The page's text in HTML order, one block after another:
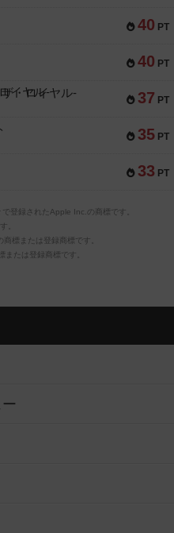
40 PT
40 PT
37 PT
・ロイヤル-
35 PT
33 PT
登録されたApple Inc.の商標です。
。
標または登録商標です。
たは登録商標です。